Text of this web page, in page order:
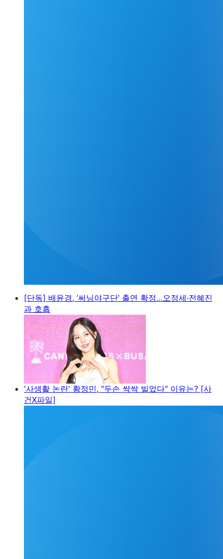
[단독] 배윤경, ’써닝야구단‘ 출연 확정…오정세·전혜진
과 호흡
'사생활 논란' 황정민, "두손 싹싹 빌었다" 이유는? [사
건X파일]